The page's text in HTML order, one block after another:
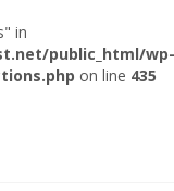
in
public_html/wp-
on line 435